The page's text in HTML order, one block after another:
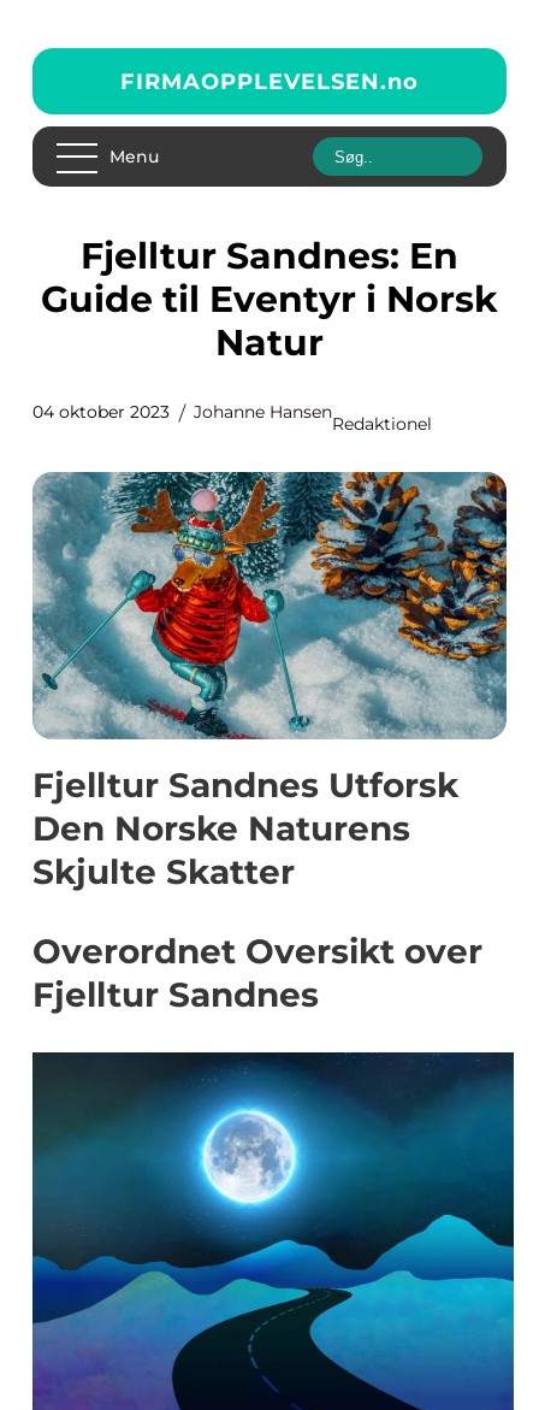
FIRMAOPPLEVELSEN.no
Menu
Fjelltur Sandnes: En
Guide til Eventyr i Norsk
Natur
04 oktober 2023 Johanne Hansen
Redaktionel
Fjelltur Sandnes Utforsk
Den Norske Naturens
Skjulte Skatter
Overordnet Oversikt over
Fjelltur Sandnes